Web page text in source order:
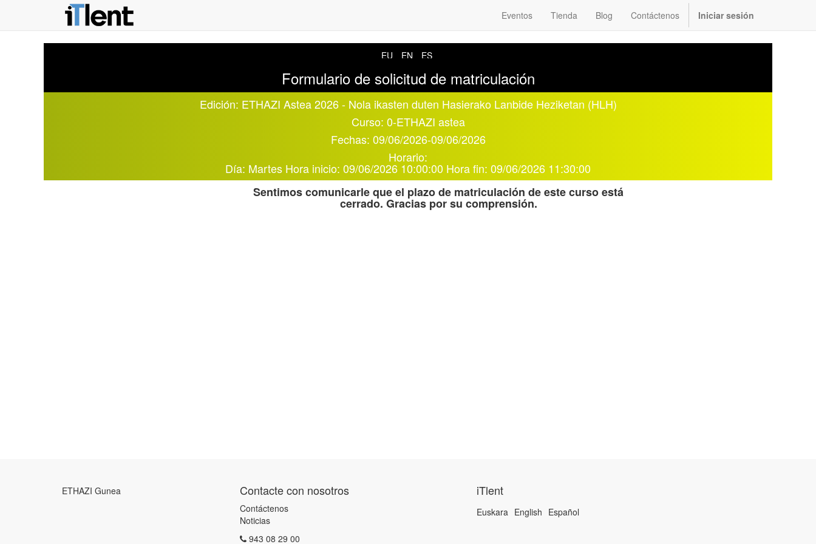
Eventos Tienda Blog Contáctenos Iniciar sesión
EU EN ES
Formulario de solicitud de matriculación
Edición: ETHAZI Astea 2026 - Nola ikasten duten Hasierako Lanbide Heziketan (HLH)
Curso: 0-ETHAZI astea
Fechas: 09/06/2026-09/06/2026
Horario:
Día: Martes Hora inicio: 09/06/2026 10:00:00 Hora fin: 09/06/2026 11:30:00
Sentimos comunicarle que el plazo de matriculación de este curso está
cerrado. Gracias por su comprensión.
ETHAZI Gunea Contacte con nosotros
Contáctenos
Noticias
943 08 29 00
iTlent
Euskara English Español